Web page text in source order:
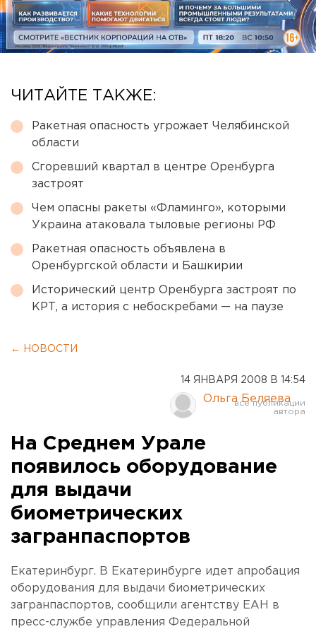
ЧИТАЙТЕ ТАКЖЕ:
Ракетная опасность угрожает Челябинской
области
Сгоревший квартал в центре Оренбурга
застроят
Чем опасны ракеты «Фламинго», которыми
Украина атаковала тыловые регионы РФ
Ракетная опасность объявлена в
Оренбургской области и Башкирии
Исторический центр Оренбурга застроят по
КРТ, а история с небоскребами — на паузе
← НОВОСТИ
14 ЯНВАРЯ 2008 В 14:54
Ольга Беляева
На Среднем Урале
появилось оборудование
для выдачи
биометрических
загранпаспортов
Екатеринбург. В Екатеринбурге идет апробация
оборудования для выдачи биометрических
загранпаспортов, сообщили агентству ЕАН в
пресс-службе управления Федеральной